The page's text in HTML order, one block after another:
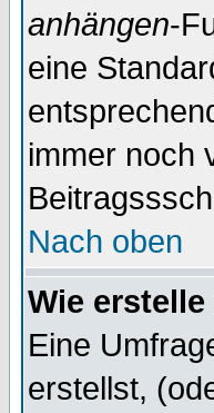
anhängen-
eine
immer noch
Nach oben
Wie
Eine
erstellst,